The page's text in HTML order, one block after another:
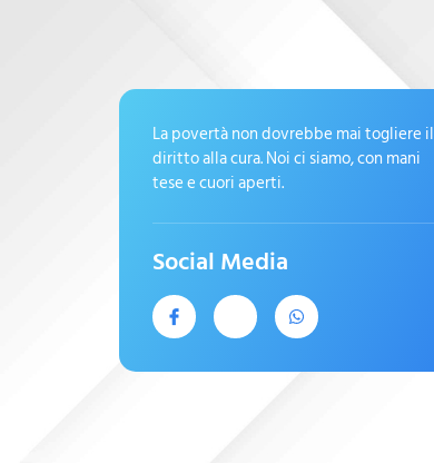
La povertà non dovrebbe mai togliere il
diritto alla cura. Noi ci siamo, con mani
tese e cuori aperti.
Social Media